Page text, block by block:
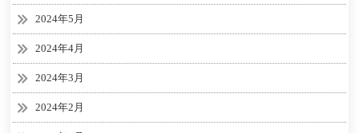
2024年5月
2024年4月
2024年3月
2024年2月